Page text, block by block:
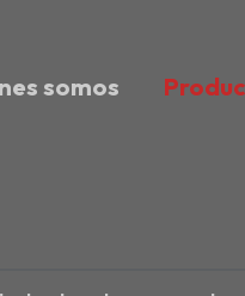
somos